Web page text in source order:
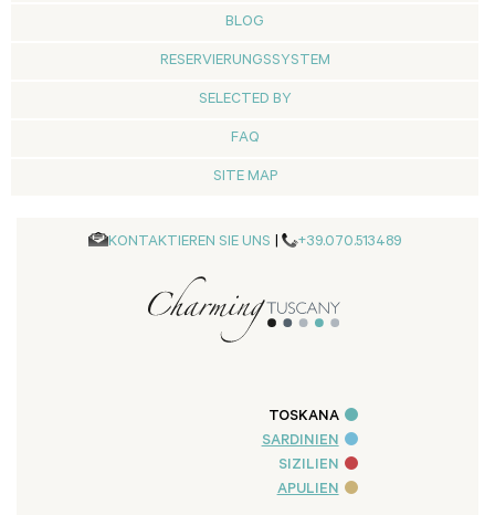
BLOG
RESERVIERUNGSSYSTEM
SELECTED BY
FAQ
SITE MAP
KONTAKTIEREN SIE UNS | +39.070.513489
TOSKANA
SARDINIEN
SIZILIEN
APULIEN